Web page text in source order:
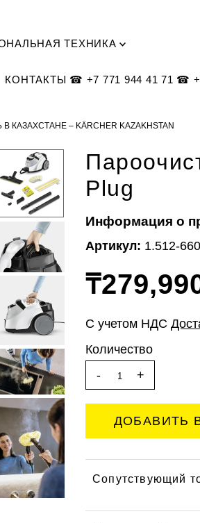
ТЕХНИКА
КОНТАКТЫ ☎ +7 771 944 41 71 ☎
КАЗАХСТАНЕ – KÄRCHER KAZAKHSTAN
Plug
Информация о
Артикул: 1.512-
С учетом НДС
Количество
-
+
Сопутствующий